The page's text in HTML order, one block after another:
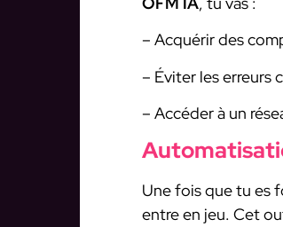
– Acquérir des
– Éviter les erreurs
– Accéder à un
Une fois que tu es
entre en jeu. Cet